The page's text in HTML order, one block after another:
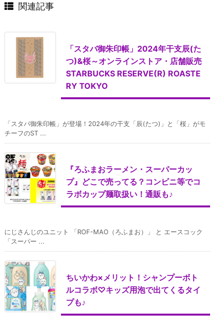
関連記事
「スタバ御朱印帳」2024年干支辰(た
つ)&桜～オンラインストア・店舗販売
STARBUCKS RESERVE(R) ROASTE
RY TOKYO
「スタバ御朱印帳」が登場！2024年の干支「辰(たつ)」と「桜」がモ
チーフのST ...
『ろふまおラーメン・スーパーカッ
プ』どこで売ってる？コンビニ等でコ
ラボカップ麺取扱い！通販も♪
にじさんじのユニット 「ROF-MAO（ろふまお）」 と エースコック
「スーパー ...
ちいかわ×メリット！シャンプーボト
ルコラボ♡キッズ用泡で出てくるタイ
プも♪